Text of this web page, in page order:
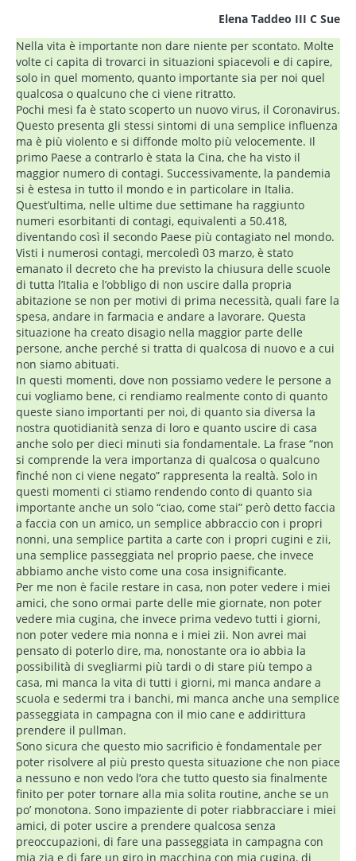
Elena Taddeo III C Sue
Nella vita è importante non dare niente per scontato. Molte
volte ci capita di trovarci in situazioni spiacevoli e di capire,
solo in quel momento, quanto importante sia per noi quel
qualcosa o qualcuno che ci viene ritratto.
Pochi mesi fa è stato scoperto un nuovo virus, il Coronavirus.
Questo presenta gli stessi sintomi di una semplice influenza
ma è più violento e si diffonde molto più velocemente. Il
primo Paese a contrarlo è stata la Cina, che ha visto il
maggior numero di contagi. Successivamente, la pandemia
si è estesa in tutto il mondo e in particolare in Italia.
Quest’ultima, nelle ultime due settimane ha raggiunto
numeri esorbitanti di contagi, equivalenti a 50.418,
diventando così il secondo Paese più contagiato nel mondo.
Visti i numerosi contagi, mercoledì 03 marzo, è stato
emanato il decreto che ha previsto la chiusura delle scuole
di tutta l’Italia e l’obbligo di non uscire dalla propria
abitazione se non per motivi di prima necessità, quali fare la
spesa, andare in farmacia e andare a lavorare. Questa
situazione ha creato disagio nella maggior parte delle
persone, anche perché si tratta di qualcosa di nuovo e a cui
non siamo abituati.
In questi momenti, dove non possiamo vedere le persone a
cui vogliamo bene, ci rendiamo realmente conto di quanto
queste siano importanti per noi, di quanto sia diversa la
nostra quotidianità senza di loro e quanto uscire di casa
anche solo per dieci minuti sia fondamentale. La frase “non
si comprende la vera importanza di qualcosa o qualcuno
finché non ci viene negato” rappresenta la realtà. Solo in
questi momenti ci stiamo rendendo conto di quanto sia
importante anche un solo “ciao, come stai” però detto faccia
a faccia con un amico, un semplice abbraccio con i propri
nonni, una semplice partita a carte con i propri cugini e zii,
una semplice passeggiata nel proprio paese, che invece
abbiamo anche visto come una cosa insignificante.
Per me non è facile restare in casa, non poter vedere i miei
amici, che sono ormai parte delle mie giornate, non poter
vedere mia cugina, che invece prima vedevo tutti i giorni,
non poter vedere mia nonna e i miei zii. Non avrei mai
pensato di poterlo dire, ma, nonostante ora io abbia la
possibilità di svegliarmi più tardi o di stare più tempo a
casa, mi manca la vita di tutti i giorni, mi manca andare a
scuola e sedermi tra i banchi, mi manca anche una semplice
passeggiata in campagna con il mio cane e addirittura
prendere il pullman.
Sono sicura che questo mio sacrificio è fondamentale per
poter risolvere al più presto questa situazione che non piace
a nessuno e non vedo l’ora che tutto questo sia finalmente
finito per poter tornare alla mia solita routine, anche se un
po’ monotona. Sono impaziente di poter riabbracciare i miei
amici, di poter uscire a prendere qualcosa senza
preoccupazioni, di fare una passeggiata in campagna con
mia zia e di fare un giro in macchina con mia cugina, di